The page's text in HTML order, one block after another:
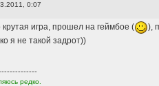
0:07
крутая игра, прошел на геймбое (
),
я не такой задрот))
редко.